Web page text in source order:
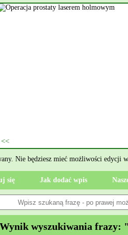
Nie będziesz mieć możliwości edycji
się Jak dodać wpis
Wynik wyszukiwania frazy: